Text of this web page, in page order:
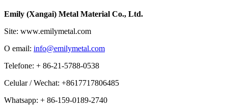
Emily (Xangai) Metal Material Co., Ltd.
Site: www.emilymetal.com
O email: info@emilymetal.com
Telefone: + 86-21-5788-0538
Celular / Wechat: +8617717806485
Whatsapp: + 86-159-0189-2740